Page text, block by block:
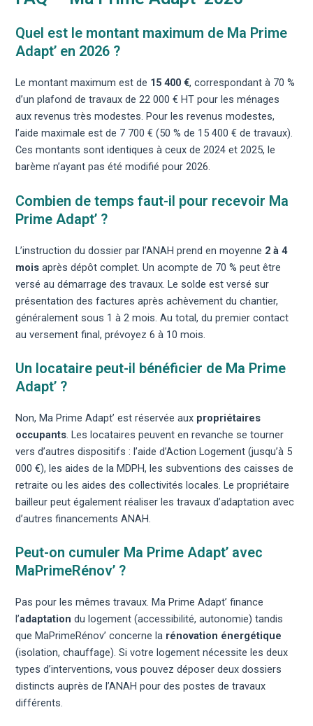
Quel est le montant maximum de Ma Prime
Adapt’ en 2026 ?
Le montant maximum est de 15 400 €, correspondant à 70 %
d’un plafond de travaux de 22 000 € HT pour les ménages
aux revenus très modestes. Pour les revenus modestes,
l’aide maximale est de 7 700 € (50 % de 15 400 € de travaux).
Ces montants sont identiques à ceux de 2024 et 2025, le
barème n’ayant pas été modifié pour 2026.
Combien de temps faut-il pour recevoir Ma
Prime Adapt’ ?
L’instruction du dossier par l’ANAH prend en moyenne 2 à 4
mois après dépôt complet. Un acompte de 70 % peut être
versé au démarrage des travaux. Le solde est versé sur
présentation des factures après achèvement du chantier,
généralement sous 1 à 2 mois. Au total, du premier contact
au versement final, prévoyez 6 à 10 mois.
Un locataire peut-il bénéficier de Ma Prime
Adapt’ ?
Non, Ma Prime Adapt’ est réservée aux propriétaires
occupants. Les locataires peuvent en revanche se tourner
vers d’autres dispositifs : l’aide d’Action Logement (jusqu’à 5
000 €), les aides de la MDPH, les subventions des caisses de
retraite ou les aides des collectivités locales. Le propriétaire
bailleur peut également réaliser les travaux d’adaptation avec
d’autres financements ANAH.
Peut-on cumuler Ma Prime Adapt’ avec
MaPrimeRénov’ ?
Pas pour les mêmes travaux. Ma Prime Adapt’ finance
l’adaptation du logement (accessibilité, autonomie) tandis
que MaPrimeRénov’ concerne la rénovation énergétique
(isolation, chauffage). Si votre logement nécessite les deux
types d’interventions, vous pouvez déposer deux dossiers
distincts auprès de l’ANAH pour des postes de travaux
différents.